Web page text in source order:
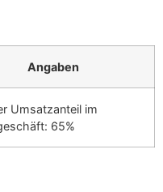
Angaben
Umsatzanteil im
65%